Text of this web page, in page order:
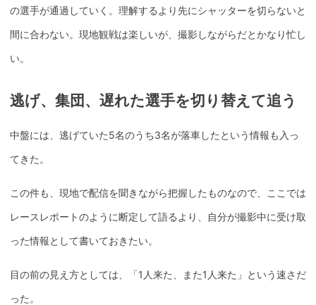
の選手が通過していく。理解するより先にシャッターを切らないと
間に合わない。現地観戦は楽しいが、撮影しながらだとかなり忙し
い。
逃げ、集団、遅れた選手を切り替えて追う
中盤には、逃げていた5名のうち3名が落車したという情報も入っ
てきた。
この件も、現地で配信を聞きながら把握したものなので、ここでは
レースレポートのように断定して語るより、自分が撮影中に受け取
った情報として書いておきたい。
目の前の見え方としては、「1人来た、また1人来た」という速さだ
った。